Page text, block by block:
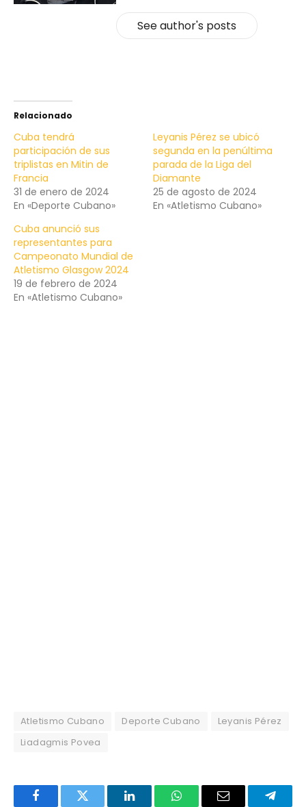
See author's posts
Relacionado
Cuba tendrá
participación de sus
triplistas en Mitin de
Francia
31 de enero de 2024
En «Deporte Cubano»
Leyanis Pérez se ubicó
segunda en la penúltima
parada de la Liga del
Diamante
25 de agosto de 2024
En «Atletismo Cubano»
Cuba anunció sus
representantes para
Campeonato Mundial de
Atletismo Glasgow 2024
19 de febrero de 2024
En «Atletismo Cubano»
Atletismo Cubano Deporte Cubano
Leyanis Pérez
Liadagmis Povea